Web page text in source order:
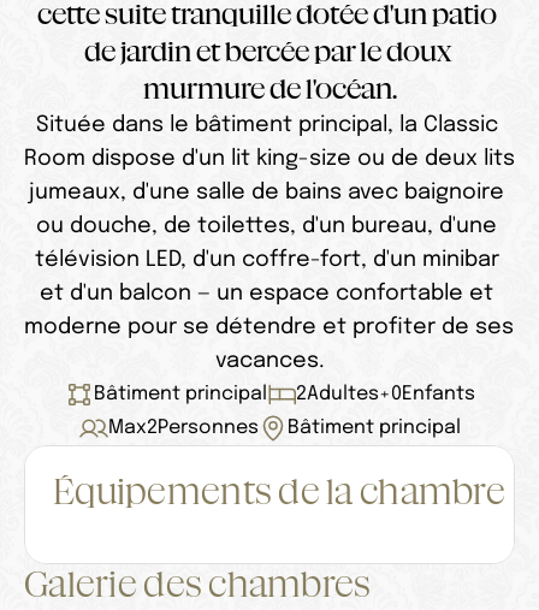
cette suite tranquille dotée d'un patio
de jardin et bercée par le doux
murmure de l'océan.
Bâtiment principal 2Adultes+0Enfants
Max2Personnes Bâtiment principal
Située dans le bâtiment principal, la Classic
Room dispose d'un lit king-size ou de deux lits
jumeaux, d'une salle de bains avec baignoire
ou douche, de toilettes, d'un bureau, d'une
télévision LED, d'un coffre-fort, d'un minibar
et d'un balcon — un espace confortable et
moderne pour se détendre et profiter de ses
vacances.
Équipements de la chambre
Galerie des chambres